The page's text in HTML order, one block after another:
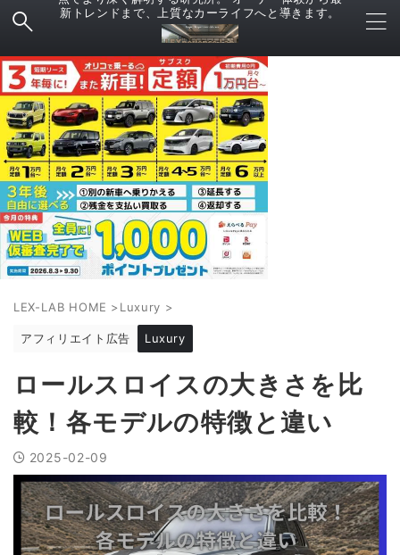
新トレンドまで、上質なカーライフへと導きます。
LEX-LAB HOME >Luxury >
アフィリエイト広告 Luxury
ロールスロイスの大きさを比
較！各モデルの特徴と違い
2025-02-09